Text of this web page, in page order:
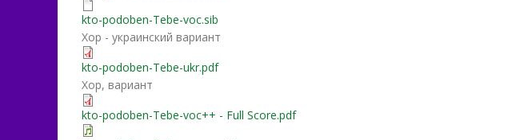
kto-podoben-Tebe-voc.sib
Хор - украинский вариант
kto-podoben-Tebe-ukr.pdf
Хор, вариант
kto-podoben-Tebe-voc++ - Full Score.pdf